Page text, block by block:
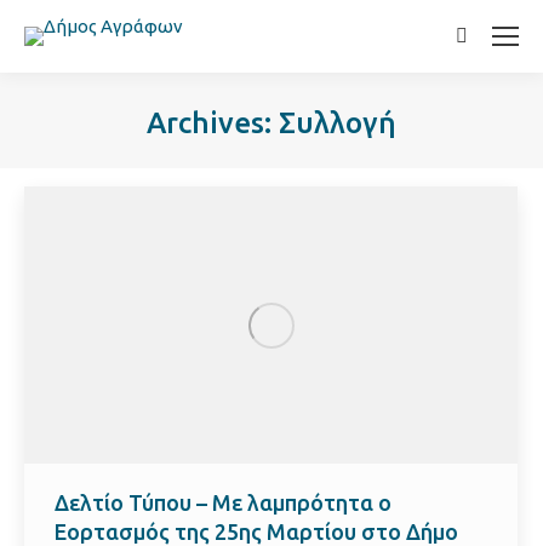
Search:
Archives: Συλλογή
Δελτίο Τύπου – Με λαμπρότητα ο
Εορτασμός της 25ης Μαρτίου στο Δήμο